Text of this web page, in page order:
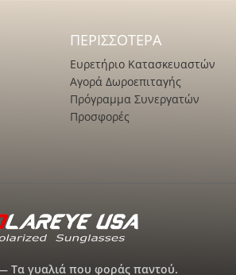
ΠΕΡΙΣΣΌΤΕΡΑ
Ευρετήριο Κατασκευαστών
Αγορά Δωροεπιταγής
Πρόγραμμα Συνεργατών
Προσφορές
— Τα γυαλιά που φοράς παντού.